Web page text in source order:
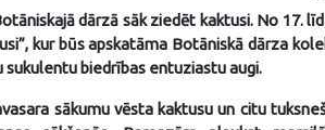
dārzā sāk ziedēt kaktusi. No 17.
kur būs apskatāma Botāniskā dārza
sukulentu biedrības entuziastu augi.
sākumu vēsta kaktusu un citu